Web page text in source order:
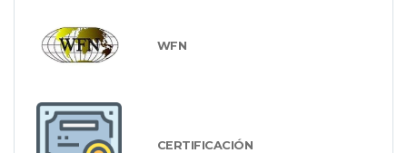
WFN
CERTIFICACIÓN